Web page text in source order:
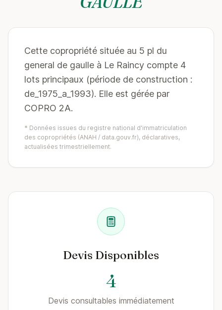
Cette copropriété située au 5 pl du
general de gaulle à Le Raincy compte 4
lots principaux (période de construction :
de_1975_a_1993). Elle est gérée par
COPRO 2A.
* Données issues du registre national d'immatriculation
des copropriétés (ANAH / data.gouv.fr), déclaratives,
actualisées trimestriellement.
Devis Disponibles
4
Devis consultables immédiatement